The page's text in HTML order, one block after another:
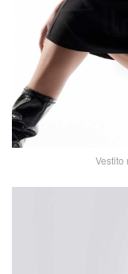
Vestito